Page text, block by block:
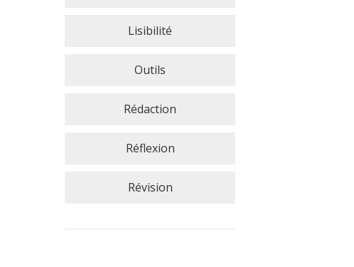
Lisibilité
Outils
Rédaction
Réflexion
Révision